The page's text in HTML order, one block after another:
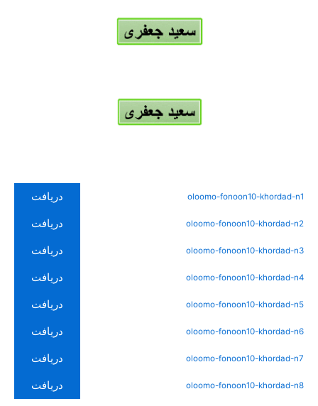
oloomo-fonoon10-khordad-n1 دریافت
oloomo-fonoon10-khordad-n2 دریافت
oloomo-fonoon10-khordad-n3 دریافت
oloomo-fonoon10-khordad-n4 دریافت
oloomo-fonoon10-khordad-n5 دریافت
oloomo-fonoon10-khordad-n6 دریافت
oloomo-fonoon10-khordad-n7 دریافت
oloomo-fonoon10-khordad-n8 دریافت